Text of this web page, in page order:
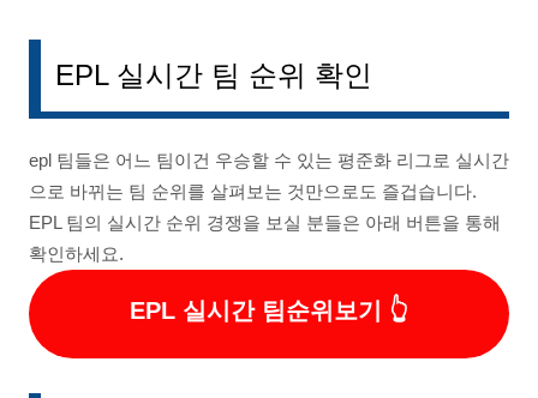
EPL 실시간 팀 순위 확인
epl 팀들은 어느 팀이건 우승할 수 있는 평준화 리그로 실시간
으로 바뀌는 팀 순위를 살펴보는 것만으로도 즐겁습니다.
EPL 팀의 실시간 순위 경쟁을 보실 분들은 아래 버튼을 통해
확인하세요.
EPL 실시간 팀순위보기